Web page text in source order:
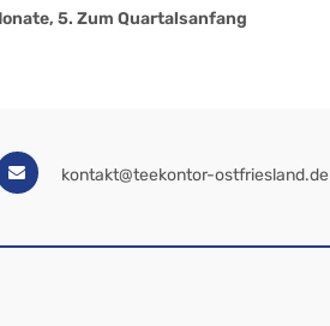
5. Zum Quartalsanfang
kontakt@teekontor-ostfriesland.de